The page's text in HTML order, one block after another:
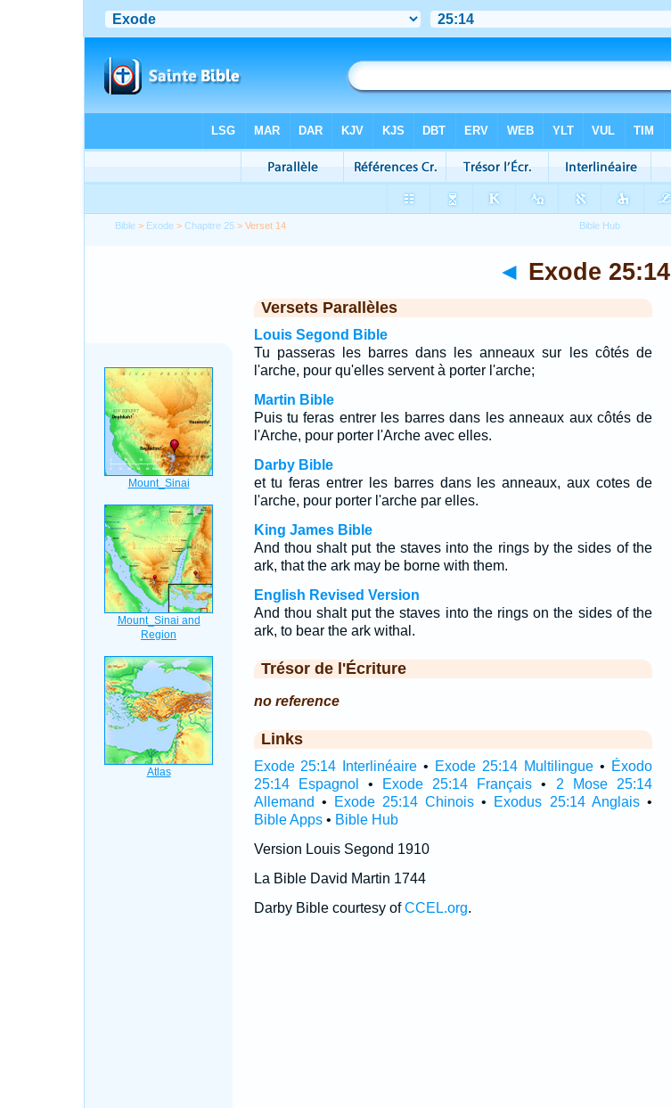
Bible > Exode >Chapitre 25 > Verset 14
◄ Exode 25:14
Versets Parallèles
Louis Segond Bible
Tu passeras les barres dans les anneaux sur les côtés de
l'arche, pour qu'elles servent à porter l'arche;
Martin Bible
Puis tu feras entrer les barres dans les anneaux aux côtés de
l'Arche, pour porter l'Arche avec elles.
Darby Bible
et tu feras entrer les barres dans les anneaux, aux cotes de
l'arche, pour porter l'arche par elles.
King James Bible
And thou shalt put the staves into the rings by the sides of the
ark, that the ark may be borne with them.
English Revised Version
And thou shalt put the staves into the rings on the sides of the
ark, to bear the ark withal.
Trésor de l'Écriture
no reference
Links
Exode 25:14 Interlinéaire • Exode 25:14 Multilingue • Éxodo
25:14 Espagnol
• Exode 25:14 Français • 2 Mose 25:14
Allemand • Exode 25:14 Chinois • Exodus 25:14 Anglais•
Bible Apps• Bible Hub
Version Louis Segond 1910
La Bible David Martin 1744
Darby Bible courtesy ofCCEL.org.